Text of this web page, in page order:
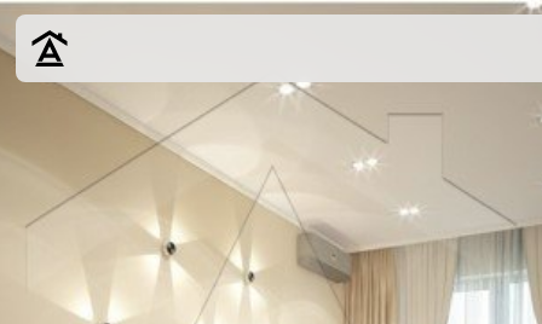
Дизайн
Ремонт
Цены
Наши работы
О нас
Контакты